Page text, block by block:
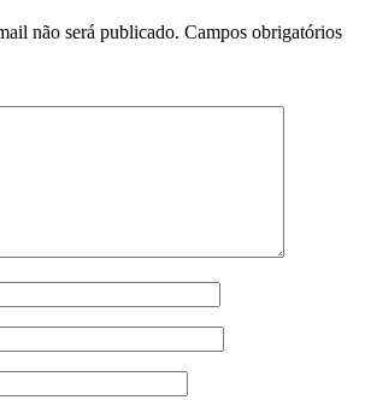
não será publicado. Campos obrigatórios